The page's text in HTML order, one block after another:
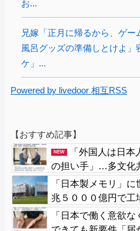
お...
兄嫁「正月に帰るから、ゲ
風呂グッズの準備しとけよ」
ケ」...
Powered by livedoor 相互RSS
【おすすめ記事】
NEW
「外国人は日
の担い手」…多文化
知事会が政府に提出
「日本製メモリ」
兆５０００億円で工
「日本で働く意欲